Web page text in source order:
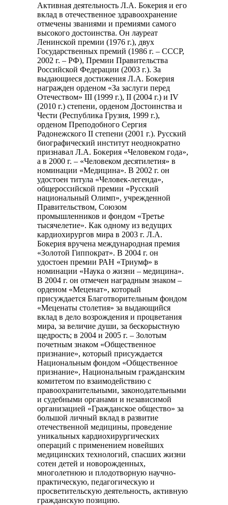
Активная деятельность Л.А. Бокерия и его
вклад в отечественное здравоохранение
отмечены званиями и премиями самого
высокого достоинства. Он лауреат
Ленинской премии (1976 г.), двух
Государственных премий (1986 г. – СССР,
2002 г. – РФ), Премии Правительства
Российской Федерации (2003 г.). За
выдающиеся достижения Л.А. Бокерия
награжден орденом «За заслуги перед
Отечеством» III (1999 г.), II (2004 г.) и IV
(2010 г.) степени, орденом Достоинства и
Чести (Республика Грузия, 1999 г.),
орденом Преподобного Сергия
Радонежского II степени (2001 г.). Русский
биографический институт неоднократно
признавал Л.А. Бокерия «Человеком года»,
а в 2000 г. – «Человеком десятилетия» в
номинации «Медицина». В 2002 г. он
удостоен титула «Человек-легенда»,
общероссийской премии «Русский
национальный Олимп», учрежденной
Правительством, Союзом
промышленников и фондом «Третье
тысячелетие». Как одному из ведущих
кардиохирургов мира в 2003 г. Л.А.
Бокерия вручена международная премия
«Золотой Гиппократ». В 2004 г. он
удостоен премии РАН «Триумф» в
номинации «Наука о жизни – медицина».
В 2004 г. он отмечен наградным знаком –
орденом «Меценат», который
присуждается Благотворительным фондом
«Меценаты столетия» за выдающийся
вклад в дело возрождения и процветания
мира, за величие души, за бескорыстную
щедрость; в 2004 и 2005 г. – Золотым
почетным знаком «Общественное
признание», который присуждается
Национальным фондом «Общественное
признание», Национальным гражданским
комитетом по взаимодействию с
правоохранительными, законодательными
и судебными органами и независимой
организацией «Гражданское общество» за
большой личный вклад в развитие
отечественной медицины, проведение
уникальных кардиохирургических
операций с применением новейших
медицинских технологий, спасших жизни
сотен детей и новорожденных,
многолетнюю и плодотворную научно-
практическую, педагогическую и
просветительскую деятельность, активную
гражданскую позицию.